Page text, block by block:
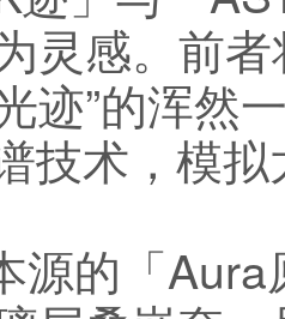
灵感。前
迹”的浑
技术，模
源的「Aura